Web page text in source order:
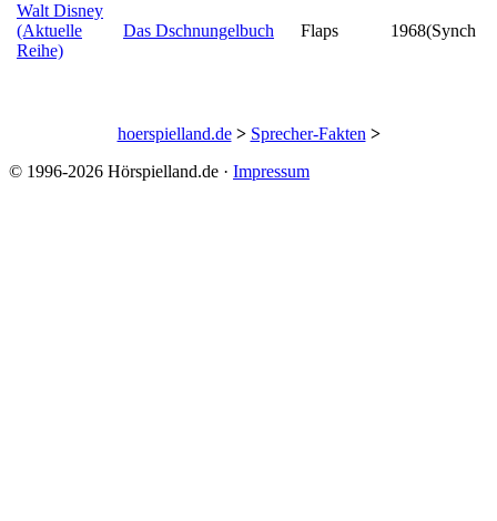
Walt Disney
(Aktuelle
Reihe)
Das Dschnungelbuch Flaps 1968(Synch
hoerspielland.de > Sprecher-Fakten >
© 1996-2026 Hörspielland.de · Impressum